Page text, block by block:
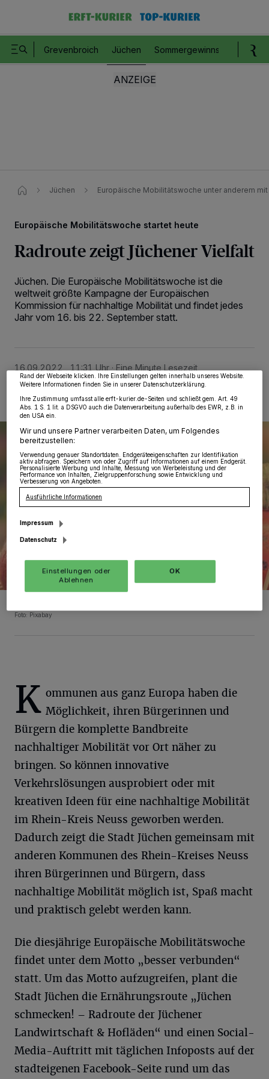
Grevenbroich Jüchen Sommergewinnspiel
Jüchen Europäische Mobilitätswoche unter anderem mit
Europäische Mobilitätswoche startet heute
Radroute zeigt Jüchener Vielfalt
Jüchen. Die Europäische Mobilitätswoche ist die
weltweit größte Kampagne der Europäischen
Kommission für nachhaltige Mobilität und findet jedes
Jahr vom 16. bis 22. September statt.
16.09.2022 , 11:31 Uhr Eine Minute Lesezeit
Foto: Pixabay
K ommunen aus ganz Europa haben die
Möglichkeit, ihren Bürgerinnen und
Bürgern die komplette Bandbreite
nachhaltiger Mobilität vor Ort näher zu
bringen. So können innovative
Verkehrslösungen ausprobiert oder mit
kreativen Ideen für eine nachhaltige Mobilität
im Rhein-Kreis Neuss geworben werden.
Dadurch zeigt die Stadt Jüchen gemeinsam mit
anderen Kommunen des Rhein-Kreises Neuss
ihren Bürgerinnen und Bürgern, dass
nachhaltige Mobilität möglich ist, Spaß macht
und praktisch gelebt werden kann.
Die diesjährige Europäische Mobilitätswoche
findet unter dem Motto „besser verbunden“
statt. Um das Motto aufzugreifen, plant die
Stadt Jüchen die Ernährungsroute „Jüchen
schmecken! – Radroute der Jüchener
Landwirtschaft & Hofläden“ und einen Social-
Media-Auftritt mit täglichen Infoposts auf der
stadteigenen Facebook-Seite rund um das
Wir und unsere218-Partner speichern und greifen auf personenbezogene Daten
wie Browserdaten oder eindeutige Kennungen auf Ihrem Gerät zu. Durch Auswahl
widerrufen, indem Sie auf den Link Einstellungen oder Ablehnen am unteren
Rand der Webseite klicken. Ihre Einstellungen gelten innerhalb unseres Website.
Weitere Informationen finden Sie in unserer Datenschutzerklärung.
Ihre Zustimmung umfasst alle erft-kurier.de-Seiten und schließt gem. Art. 49
Abs. 1 S. 1 lit. a DSGVO auch die Datenverarbeitung außerhalb des EWR, z.B. in
den USA ein.
Wir und unsere Partner verarbeiten Daten, um Folgendes
bereitzustellen:
Verwendung genauer Standortdaten. Endgeräteeigenschaften zur Identifikation
aktiv abfragen. Speichern von oder Zugriff auf Informationen auf einem Endgerät.
Personalisierte Werbung und Inhalte, Messung von Werbeleistung und der
Performance von Inhalten, Zielgruppenforschung sowie Entwicklung und
Verbesserung von Angeboten.
Ausführliche Informationen
Impressum
Datenschutz
Einstellungen oder
Ablehnen
OK